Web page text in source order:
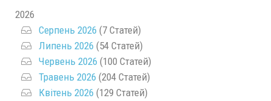
2026
Серпень 2026 (7 Статей)
Липень 2026 (54 Статей)
Червень 2026 (100 Статей)
Травень 2026 (204 Статей)
Квітень 2026 (129 Статей)